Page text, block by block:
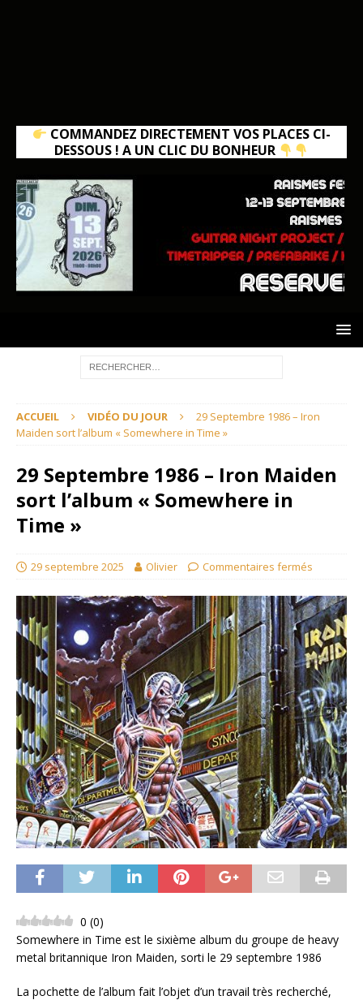
COMMANDEZ DIRECTEMENT VOS PLACES CI-
DESSOUS ! A UN CLIC DU BONHEUR
ACCUEIL VIDÉO DU JOUR
29 Septembre 1986 – Iron
Maiden sort l’album « Somewhere in Time »
29 Septembre 1986 – Iron Maiden
sort l’album « Somewhere in
Time »
29 septembre 2025 Olivier Commentaires fermés
0 (0)
Somewhere in Time est le sixième album du groupe de heavy
metal britannique Iron Maiden, sorti le 29 septembre 1986
La pochette de l’album fait l’objet d’un travail très recherché,